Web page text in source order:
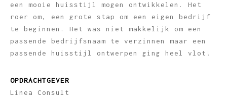
een mooie huisstijl mogen ontwikkelen. Het
roer om, een grote stap om een eigen bedrijf
te beginnen. Het was niet makkelijk om een
passende bedrijfsnaam te verzinnen maar een
passende huisstijl ontwerpen ging heel vlot!
OPDRACHTGEVER
Linea Consult